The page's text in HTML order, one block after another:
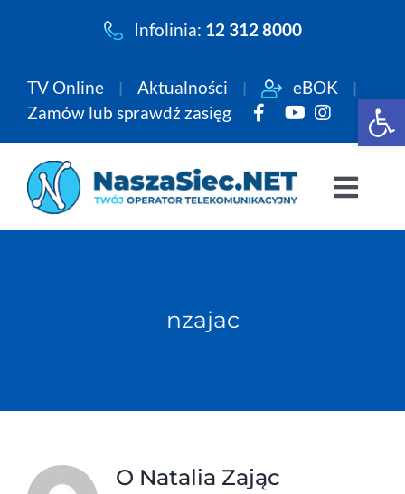
Infolinia: 12 312 8000
TV Online Aktualności
eBOK
Zamów lub sprawdź zasięg
Komórka
nzajac
O Natalia Zając